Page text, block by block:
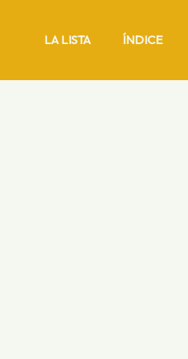
LA LISTA ÍNDICE